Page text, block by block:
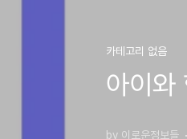
카테고리 없음
아이와
by 이로운정보들